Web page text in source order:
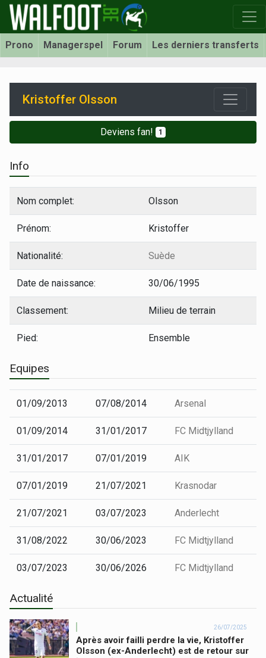
Prono Managerspel Forum Les derniers transferts
Kristoffer Olsson
Deviens fan! 1
Info
Nom complet: Olsson
Prénom: Kristoffer
Nationalité: Suède
Date de naissance: 30/06/1995
Classement: Milieu de terrain
Pied: Ensemble
Equipes
01/09/2013 07/08/2014 Arsenal
01/09/2014 31/01/2017 FC Midtjylland
31/01/2017 07/01/2019 AIK
07/01/2019 21/07/2021 Krasnodar
21/07/2021 03/07/2023 Anderlecht
31/08/2022 30/06/2023 FC Midtjylland
03/07/2023 30/06/2026 FC Midtjylland
Actualité
26/07/2025
Après avoir failli perdre la vie, Kristoffer
Olsson (ex-Anderlecht) est de retour sur